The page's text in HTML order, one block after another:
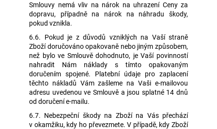
Smlouvy nemá vliv na nárok na uhrazení Ceny za
dopravu, případně na nárok na náhradu škody,
pokud vznikla.
6.6. Pokud je z důvodů vzniklých na Vaší straně
Zboží doručováno opakovaně nebo jiným způsobem,
než bylo ve Smlouvě dohodnuto, je Vaší povinností
nahradit Nám náklady s tímto opakovaným
doručením spojené. Platební údaje pro zaplacení
těchto nákladů Vám zašleme na Vaši e-mailovou
adresu uvedenou ve Smlouvě a jsou splatné 14 dnů
od doručení e-mailu.
6.7. Nebezpeční škody na Zboží na Vás přechází
v okamžiku, kdy ho převezmete. V případě, kdy Zboží